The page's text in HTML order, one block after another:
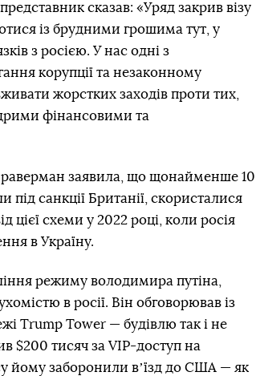
сказав: «Уряд закрив візу
із брудними грошима тут, у
з росією. У нас одні з
корупції та незаконному
жорстких заходів проти тих,
фінансовими та
заявила, що щонайменше 10
під санкції Британії, скористалися
цієї схеми у 2022 році, коли росія
в Україну.
режиму володимира путіна,
в росії. Він обговорював із
Trump Tower — будівлю так і не
$200 тисяч за VIP-доступ на
йому заборонили вʼїзд до США — як